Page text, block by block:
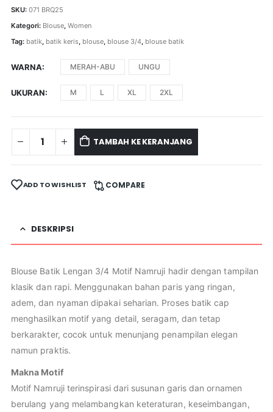
SKU: 071 BRQ25
Kategori: Blouse, Women
Tag: batik, batik keris, blouse, blouse 3/4, blouse batik
WARNA MERAH-ABU UNGU
UKURAN M L XL 2XL
TAMBAH KE KERANJANG
ADD TO WISHLIST COMPARE
DESKRIPSI
Blouse Batik Lengan 3/4 Motif Namruji hadir dengan tampilan
klasik dan rapi. Menggunakan bahan paris yang ringan,
adem, dan nyaman dipakai seharian. Proses batik cap
menghasilkan motif yang detail, seragam, dan tetap
berkarakter, cocok untuk menunjang penampilan elegan
namun praktis.
Makna Motif
Motif Namruji terinspirasi dari susunan garis dan ornamen
berulang yang melambangkan keteraturan, keseimbangan,